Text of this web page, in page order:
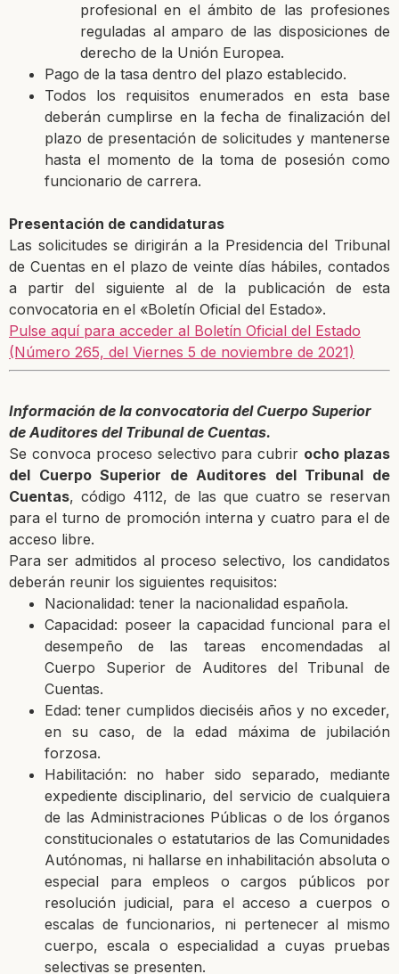
profesional en el ámbito de las profesiones
reguladas al amparo de las disposiciones de
derecho de la Unión Europea.
Pago de la tasa dentro del plazo establecido.
Todos los requisitos enumerados en esta base
deberán cumplirse en la fecha de finalización del
plazo de presentación de solicitudes y mantenerse
hasta el momento de la toma de posesión como
funcionario de carrera.
Presentación de candidaturas
Las solicitudes se dirigirán a la Presidencia del Tribunal
de Cuentas en el plazo de veinte días hábiles, contados
a partir del siguiente al de la publicación de esta
convocatoria en el «Boletín Oficial del Estado».
Pulse aquí para acceder al Boletín Oficial del Estado
(Número 265, del Viernes 5 de noviembre de 2021)
Información de la convocatoria del Cuerpo Superior
de Auditores del Tribunal de Cuentas.
Se convoca proceso selectivo para cubrir ocho plazas
del Cuerpo Superior de Auditores del Tribunal de
Cuentas, código 4112, de las que cuatro se reservan
para el turno de promoción interna y cuatro para el de
acceso libre.
Para ser admitidos al proceso selectivo, los candidatos
deberán reunir los siguientes requisitos:
Nacionalidad: tener la nacionalidad española.
Capacidad: poseer la capacidad funcional para el
desempeño de las tareas encomendadas al
Cuerpo Superior de Auditores del Tribunal de
Cuentas.
Edad: tener cumplidos dieciséis años y no exceder,
en su caso, de la edad máxima de jubilación
forzosa.
Habilitación: no haber sido separado, mediante
expediente disciplinario, del servicio de cualquiera
de las Administraciones Públicas o de los órganos
constitucionales o estatutarios de las Comunidades
Autónomas, ni hallarse en inhabilitación absoluta o
especial para empleos o cargos públicos por
resolución judicial, para el acceso a cuerpos o
escalas de funcionarios, ni pertenecer al mismo
cuerpo, escala o especialidad a cuyas pruebas
selectivas se presenten.